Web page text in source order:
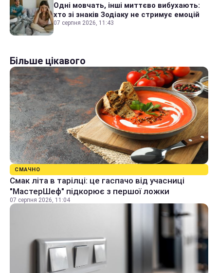
Одні мовчать, інші миттєво вибухають:
хто зі знаків Зодіаку не стримує емоцій
07 серпня 2026, 11:43
Більше цікавого
СМАЧНО
Смак літа в тарілці: це гаспачо від учасниці
"МастерШеф" підкорює з першої ложки
07 серпня 2026, 11:04